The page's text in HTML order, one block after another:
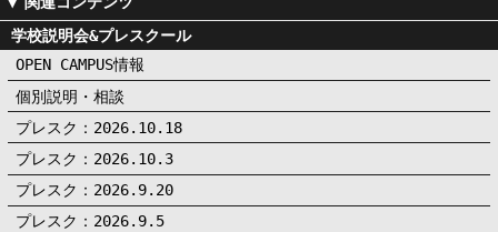
学校説明会&プレスクール
OPEN CAMPUS情報
個別説明・相談
プレスク：2026.10.18
プレスク：2026.10.3
プレスク：2026.9.20
プレスク：2026.9.5